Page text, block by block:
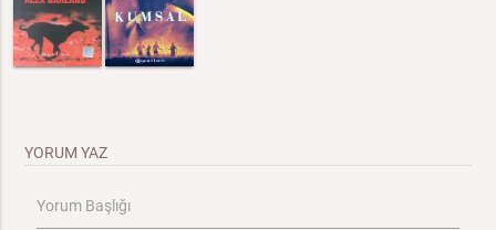
YORUM YAZ
Yorum Başlığı